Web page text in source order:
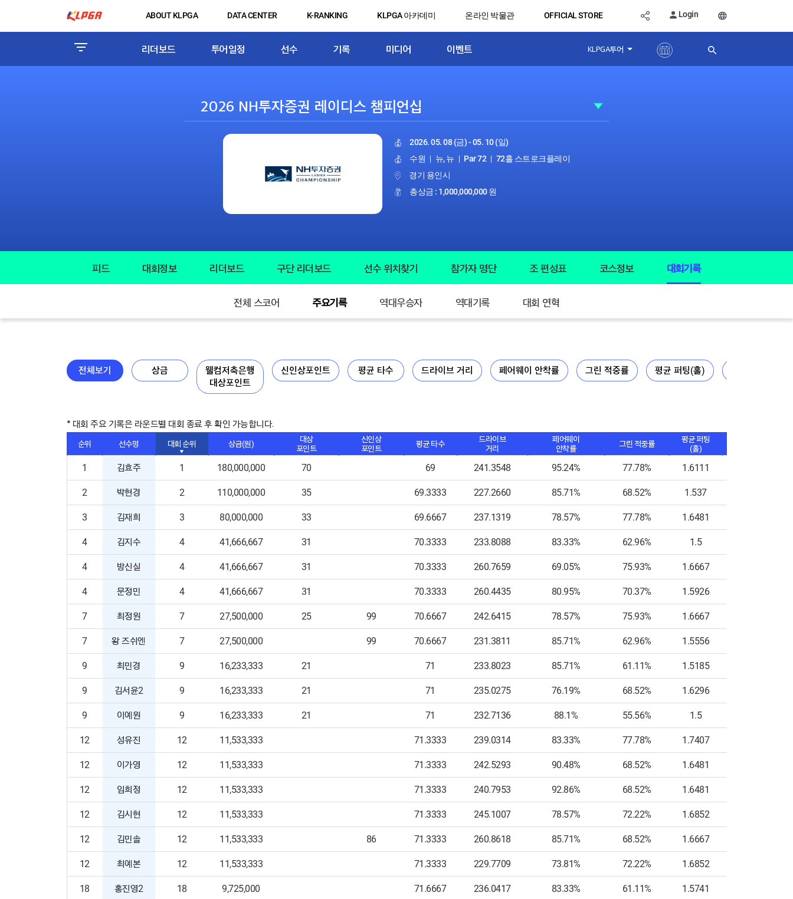
ABOUT KLPGA DATA CENTER K-RANKING KLPGA 아카데미 온라인 박물관 OFFICIAL STORE Login
리더보드 투어일정 선수 기록 미디어 이벤트 KLPGA투어
2026. 05. 08 (금) - 05. 10 (일)
수원 | 뉴, 뉴 | Par 72 | 72홀 스트로크플레이
경기 용인시
총상금 : 1,000,000,000 원
피드 대회정보 리더보드 구단 리더보드 선수 위치찾기 참가자 명단 조 편성표 코스정보 대회기록
전체 스코어 주요기록 역대우승자 역대기록 대회 연혁
전체보기 상금
웰컴저축은행
대상포인트
신인상포인트 평균 타수 드라이브 거리 페어웨이 안착률 그린 적중률 평균 퍼팅(홀)
* 대회 주요 기록은 라운드별 대회 종료 후 확인 가능합니다.
순위 선수명 대회 순위 상금(원)
대상
포인트
신인상
포인트
평균 타수
드라이브
거리
페어웨이
안착률
그린 적중률
평균 퍼팅
(홀)
1 김효주 1 180,000,000 70 69 241.3548 95.24% 77.78% 1.6111
2 박현경 2 110,000,000 35 69.3333 227.2660 85.71% 68.52% 1.537
3 김재희 3 80,000,000 33 69.6667 237.1319 78.57% 77.78% 1.6481
4 김지수 4 41,666,667 31 70.3333 233.8088 83.33% 62.96% 1.5
4 방신실 4 41,666,667 31 70.3333 260.7659 69.05% 75.93% 1.6667
4 문정민 4 41,666,667 31 70.3333 260.4435 80.95% 70.37% 1.5926
7 최정원 7 27,500,000 25 99 70.6667 242.6415 78.57% 75.93% 1.6667
7 왕 즈쉬엔 7 27,500,000 99 70.6667 231.3811 85.71% 62.96% 1.5556
9 최민경 9 16,233,333 21 71 233.8023 85.71% 61.11% 1.5185
9 김서윤2 9 16,233,333 21 71 235.0275 76.19% 68.52% 1.6296
9 이예원 9 16,233,333 21 71 232.7136 88.1% 55.56% 1.5
12 성유진 12 11,533,333 71.3333 239.0314 83.33% 77.78% 1.7407
12 이가영 12 11,533,333 71.3333 242.5293 90.48% 68.52% 1.6481
12 임희정 12 11,533,333 71.3333 240.7953 92.86% 68.52% 1.6481
12 김시현 12 11,533,333 71.3333 245.1007 78.57% 72.22% 1.6852
12 김민솔 12 11,533,333 86 71.3333 260.8618 85.71% 68.52% 1.6667
12 최예본 12 11,533,333 71.3333 229.7709 73.81% 72.22% 1.6852
18 홍진영2 18 9,725,000 71.6667 236.0417 83.33% 61.11% 1.5741